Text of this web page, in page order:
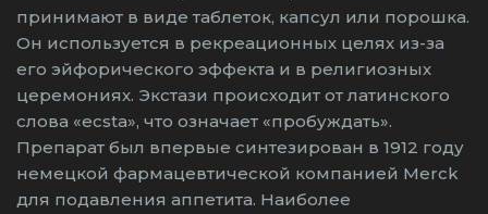
принимают в виде таблеток, капсул или порошка.
Он используется в рекреационных целях из-за
его эйфорического эффекта и в религиозных
церемониях. Экстази происходит от латинского
слова «ecsta», что означает «пробуждать».
Препарат был впервые синтезирован в 1912 году
немецкой фармацевтической компанией Merck
для подавления аппетита. Наиболее